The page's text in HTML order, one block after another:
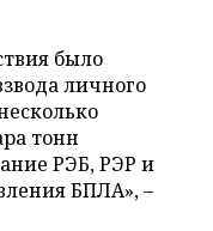
было
личного
тонн
РЭБ, РЭР и
БПЛА», –